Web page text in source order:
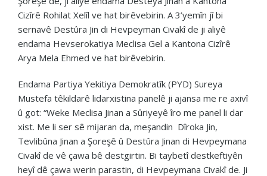
Cizîrê Rohilat Xelîl ve hat birêvebirin. A 3’yemîn jî bi
sernavê Destûra Jin di Hevpeyman Civakî de ji aliyê
endama Hevserokatiya Meclisa Gel a Kantona Cizîrê
Arya Mela Ehmed ve hat birêvebirin.
Endama Partiya Yekitiya Demokratîk (PYD) Sureya
Mustefa têkildarê lidarxistina panelê ji ajansa me re axivî
û got: “Weke Meclisa Jinan a Sûriyeyê îro me panel li dar
xist. Me li ser sê mijaran da, meşandin Dîroka Jin,
Tevlibûna Jinan a Şoreşê û Destûra Jinan di Hevpeymana
Civakî de vê çawa bê destgirtin. Bi taybetî destkeftiyên
heyî dê çawa werin parastin, di Hevpeymana Civakî de. Ji